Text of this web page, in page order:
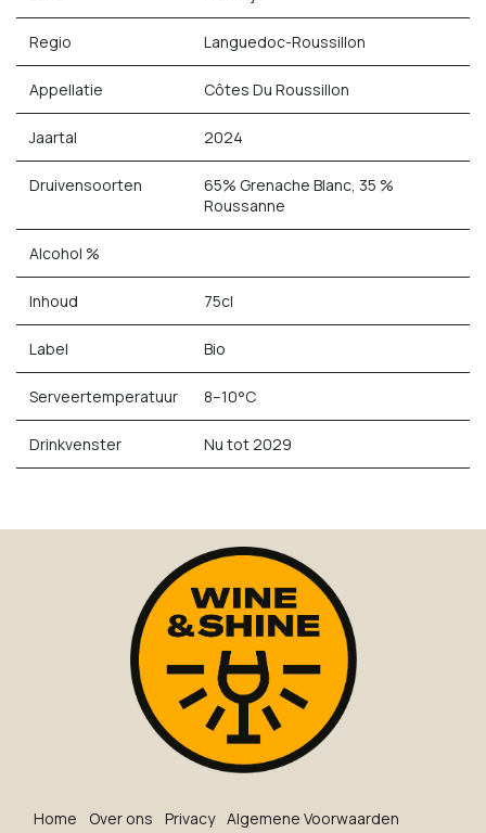
Regio Languedoc-Roussillon
Appellatie Côtes Du Roussillon
Jaartal 2024
Druivensoorten
65% Grenache Blanc, 35 %
Roussanne
Alcohol %
Inhoud 75cl
Label Bio
Serveertemperatuur 8–10°C
Drinkvenster Nu tot 2029
Ho​me O​ve​r on​s Privacy Algemene Voorwaarden